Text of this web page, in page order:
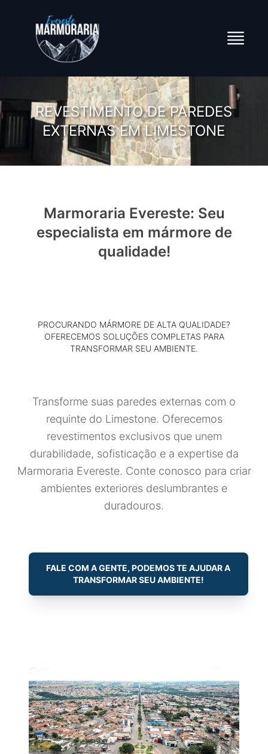
REVESTIMENTO DE PAREDES
EXTERNAS EM LIMESTONE
Marmoraria Evereste: Seu
especialista em mármore de
qualidade!
PROCURANDO MÁRMORE DE ALTA QUALIDADE?
OFERECEMOS SOLUÇÕES COMPLETAS PARA
TRANSFORMAR SEU AMBIENTE.
Transforme suas paredes externas com o
requinte do Limestone. Oferecemos
revestimentos exclusivos que unem
durabilidade, sofisticação e a expertise da
Marmoraria Evereste. Conte conosco para criar
ambientes exteriores deslumbrantes e
duradouros.
FALE COM A GENTE, PODEMOS TE AJUDAR A
TRANSFORMAR SEU AMBIENTE!